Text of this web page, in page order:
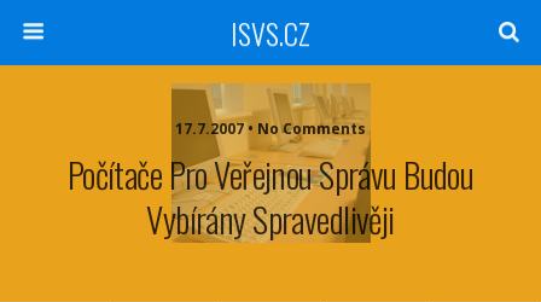
ISVS.CZ
17.7.2007 • No Comments
Počítače Pro Veřejnou Správu Budou
Vybírány Spravedlivěji